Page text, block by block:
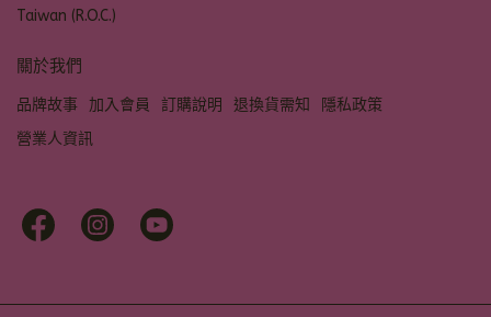
Taiwan (R.O.C.)
關於我們
品牌故事 加入會員 訂購說明 退換貨需知
隱私政策
營業人資訊